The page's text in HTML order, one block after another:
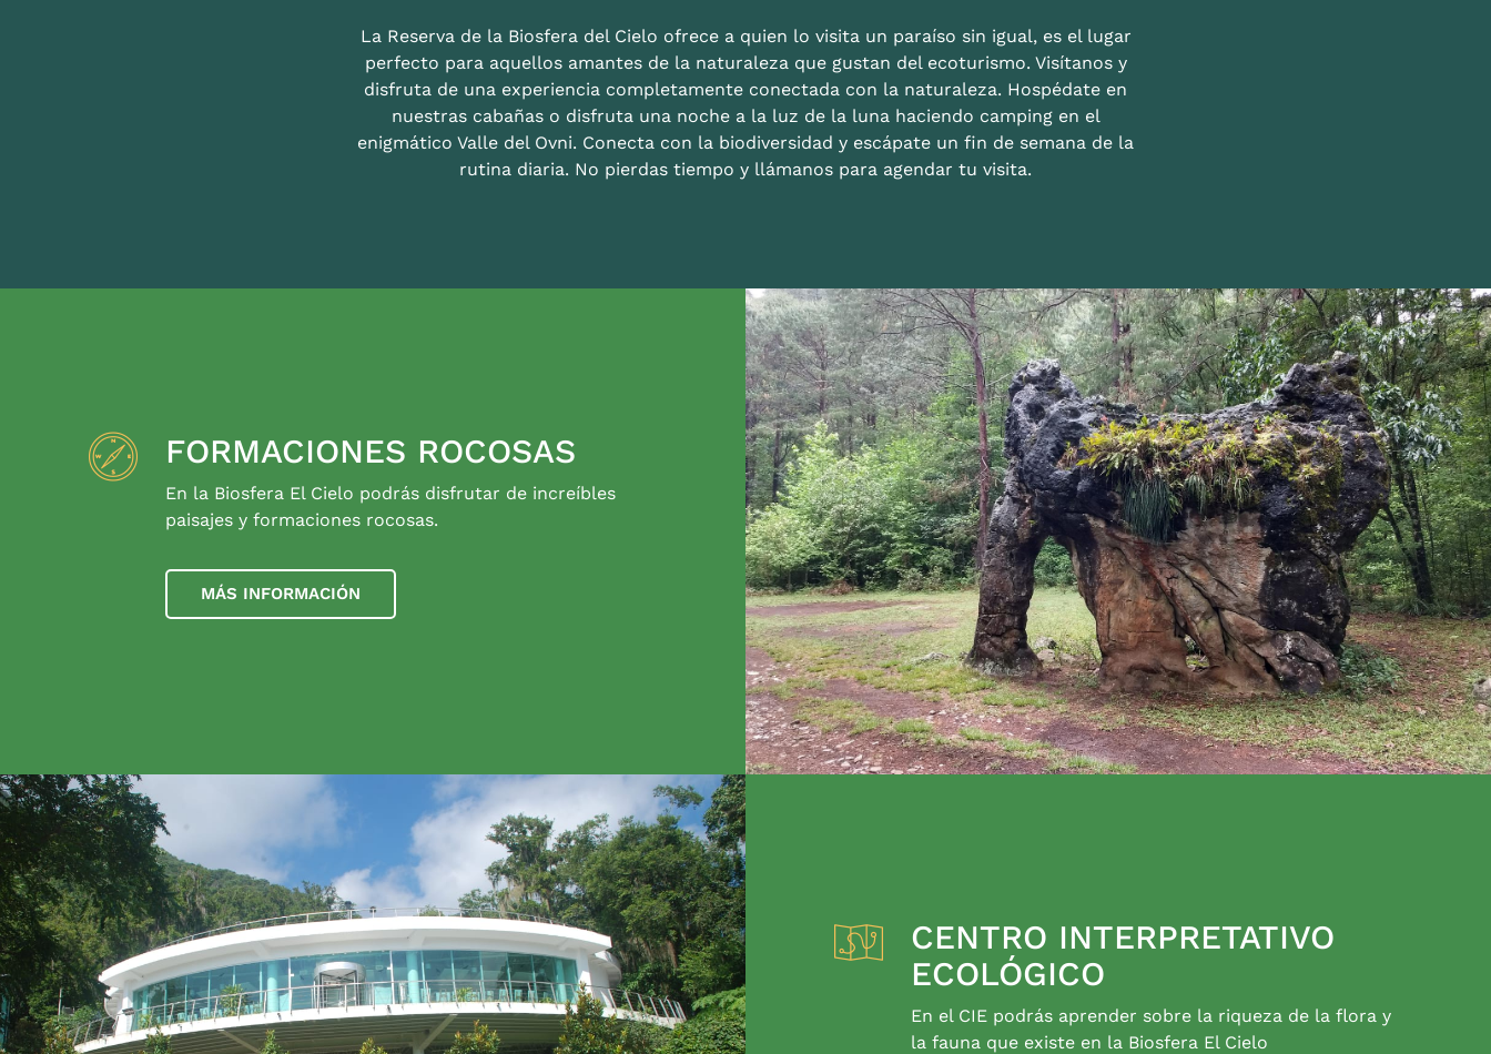
La Reserva de la Biosfera del Cielo ofrece a quien lo visita un paraíso sin igual, es el lugar
perfecto para aquellos amantes de la naturaleza que gustan del ecoturismo. Visítanos y
disfruta de una experiencia completamente conectada con la naturaleza. Hospédate en
nuestras cabañas o disfruta una noche a la luz de la luna haciendo camping en el
enigmático Valle del Ovni. Conecta con la biodiversidad y escápate un fin de semana de la
rutina diaria. No pierdas tiempo y llámanos para agendar tu visita.
FORMACIONES ROCOSAS
En la Biosfera El Cielo podrás disfrutar de increíbles
paisajes y formaciones rocosas.
MÁS INFORMACIÓN
CENTRO INTERPRETATIVO
ECOLÓGICO
En el CIE podrás aprender sobre la riqueza de la flora y
la fauna que existe en la Biosfera El Cielo